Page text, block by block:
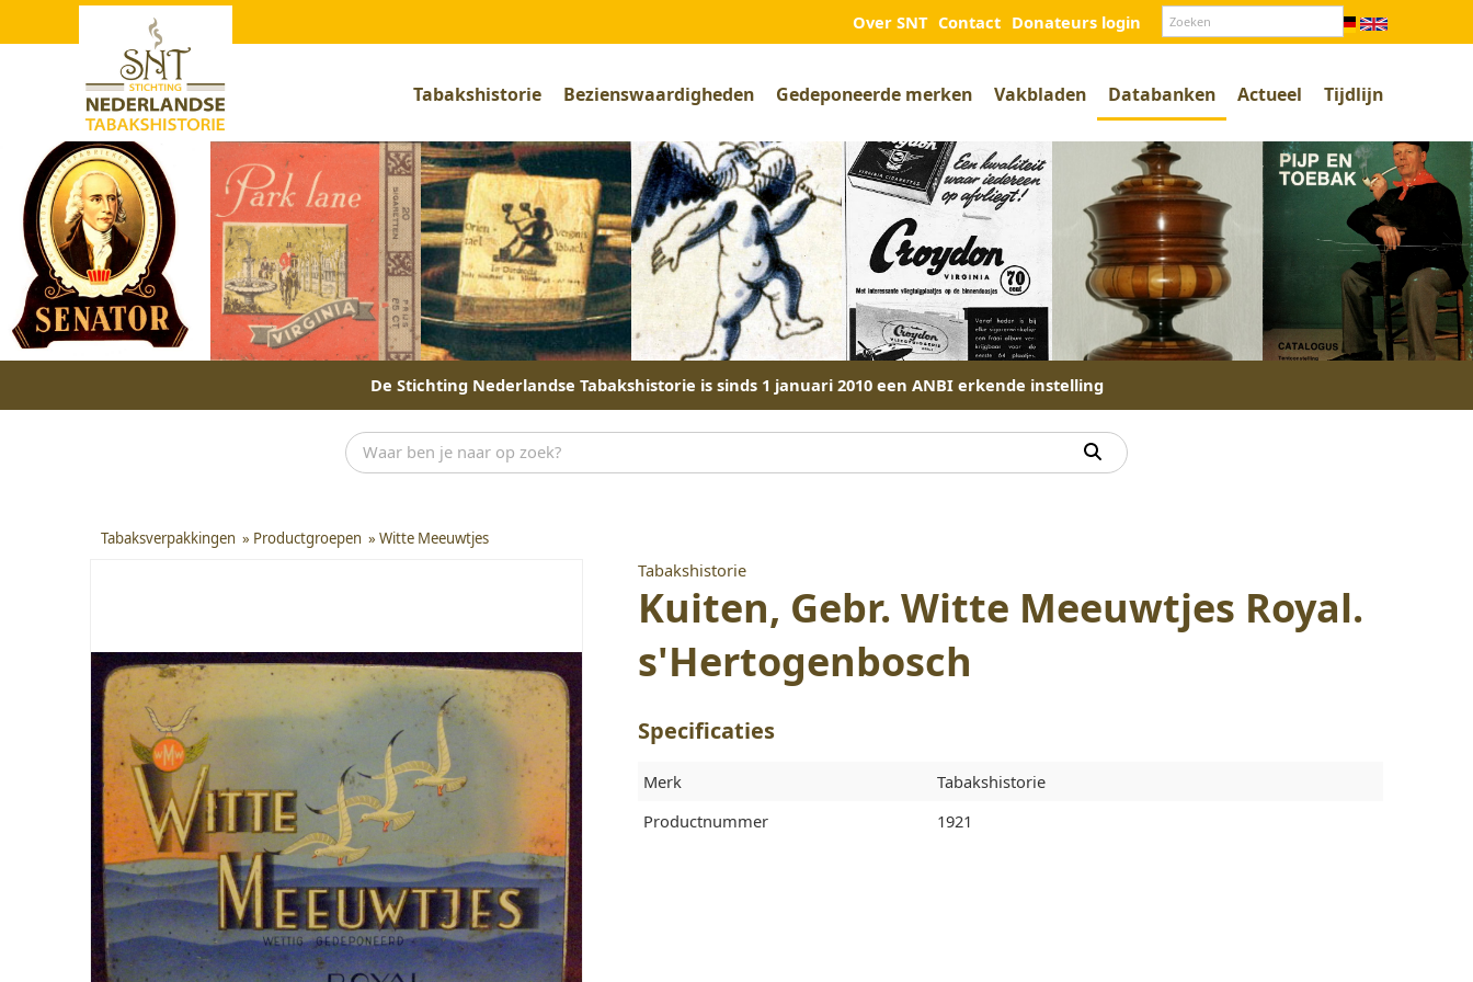
Over SNT Contact Donateurs login
Tabakshistorie Bezienswaardigheden Gedeponeerde merken Vakbladen Databanken Actueel Tijdlijn
De Stichting Nederlandse Tabakshistorie is sinds 1 januari 2010 een ANBI erkende instelling
Tabaksverpakkingen » Productgroepen » Witte Meeuwtjes
Tabakshistorie
Kuiten, Gebr. Witte Meeuwtjes Royal.
s'Hertogenbosch
Specificaties
Merk
Tabakshistorie
Productnummer
1921